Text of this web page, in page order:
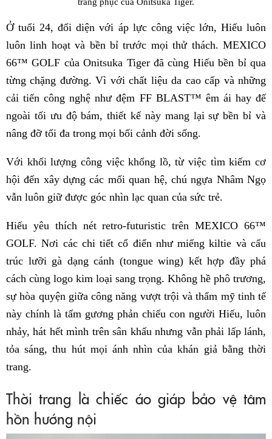
Ở tuổi 24, đối diện với áp lực công việc lớn, Hiếu luôn
luôn linh hoạt và bền bỉ trước mọi thử thách. MEXICO
66™ GOLF của Onitsuka Tiger đã cùng Hiếu bền bỉ qua
từng chặng đường. Vì với chất liệu da cao cấp và những
cải tiến công nghệ như đệm FF BLAST™ êm ái hay đế
ngoài tối ưu độ bám, thiết kế này mang lại sự bền bỉ và
nâng đỡ tối đa trong mọi bối cảnh đời sống.
Với khối lượng công việc khổng lồ, từ việc tìm kiếm cơ
hội đến xây dựng các mối quan hệ, chú ngựa Nhâm Ngọ
vẫn luôn giữ được góc nhìn lạc quan của sức trẻ.
Hiếu yêu thích nét retro-futuristic trên MEXICO 66™
GOLF. Nơi các chi tiết cổ điển như miếng kiltie và cấu
trúc lưỡi gà dạng cánh (tongue wing) kết hợp đầy phá
cách cùng logo kim loại sang trọng. Không hề phô trương,
sự hòa quyện giữa công năng vượt trội và thẩm mỹ tinh tế
này chính là tấm gương phản chiếu con người Hiếu, luôn
nhảy, hát hết mình trên sân khấu nhưng vẫn phải lấp lánh,
tỏa sáng, thu hút mọi ánh nhìn của khán giả bằng thời
trang.
Thời trang là chiếc áo giáp bảo vệ tâm
hồn hướng nội